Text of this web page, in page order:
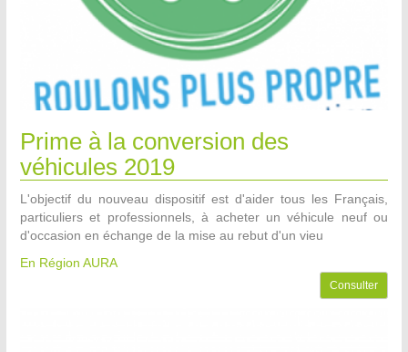
Prime à la conversion des
véhicules 2019
L'objectif du nouveau dispositif est d'aider tous les Français,
particuliers et professionnels, à acheter un véhicule neuf ou
d'occasion en échange de la mise au rebut d'un vieu
En Région AURA
Consulter